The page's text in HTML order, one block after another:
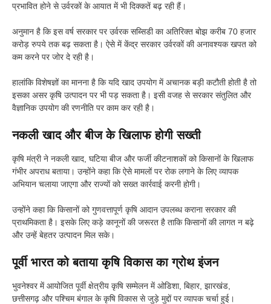
प्रभावित होने से उर्वरकों के आयात में भी दिक्कतें बढ़ रही हैं।
अनुमान है कि इस वर्ष सरकार पर उर्वरक सब्सिडी का अतिरिक्त बोझ करीब 70 हजार
करोड़ रुपये तक बढ़ सकता है। ऐसे में केंद्र सरकार उर्वरकों की अनावश्यक खपत को
कम करने पर जोर दे रही है।
हालांकि विशेषज्ञों का मानना है कि यदि खाद उपयोग में अचानक बड़ी कटौती होती है तो
इसका असर कृषि उत्पादन पर भी पड़ सकता है। इसी वजह से सरकार संतुलित और
वैज्ञानिक उपयोग की रणनीति पर काम कर रही है।
नकली खाद और बीज के खिलाफ होगी सख्ती
कृषि मंत्री ने नकली खाद, घटिया बीज और फर्जी कीटनाशकों को किसानों के खिलाफ
गंभीर अपराध बताया। उन्होंने कहा कि ऐसे मामलों पर रोक लगाने के लिए व्यापक
अभियान चलाया जाएगा और राज्यों को सख्त कार्रवाई करनी होगी।
उन्होंने कहा कि किसानों को गुणवत्तापूर्ण कृषि आदान उपलब्ध कराना सरकार की
प्राथमिकता है। इसके लिए कड़े कानूनों की जरूरत है ताकि किसानों की लागत न बढ़े
और उन्हें बेहतर उत्पादन मिल सके।
पूर्वी भारत को बताया कृषि विकास का ग्रोथ इंजन
भुवनेश्वर में आयोजित पूर्वी क्षेत्रीय कृषि सम्मेलन में ओडिशा, बिहार, झारखंड,
छत्तीसगढ़ और पश्चिम बंगाल के कृषि विकास से जुड़े मुद्दों पर व्यापक चर्चा हुई।